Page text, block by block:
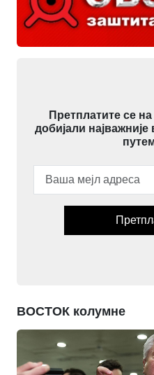
Претплатите се
добијали
ВОСТОК колумне